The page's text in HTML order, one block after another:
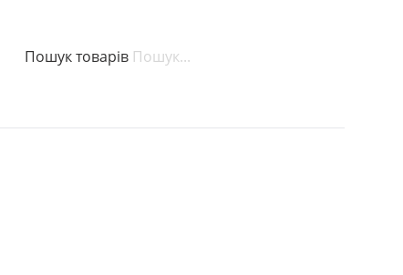
Пошук товарів